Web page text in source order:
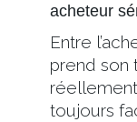
acheteur
Entre
prend son
réellement
toujours